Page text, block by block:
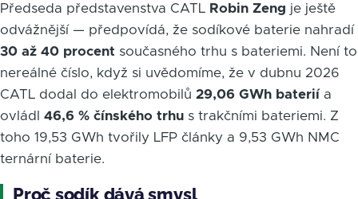
Předseda představenstva CATL Robin Zeng je ještě
odvážnější — předpovídá, že sodíkové baterie nahradí
30 až 40 procent současného trhu s bateriemi. Není to
nereálné číslo, když si uvědomíme, že v dubnu 2026
CATL dodal do elektromobilů 29,06 GWh baterií a
ovládl 46,6 % čínského trhu s trakčními bateriemi. Z
toho 19,53 GWh tvořily LFP články a 9,53 GWh NMC
ternární baterie.
Proč sodík dává smysl